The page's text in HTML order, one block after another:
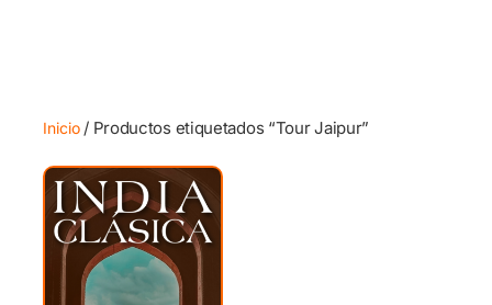
Inicio/ Productos etiquetados “Tour Jaipur”